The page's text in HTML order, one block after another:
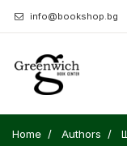
info@bookshop.bg
Home Authors